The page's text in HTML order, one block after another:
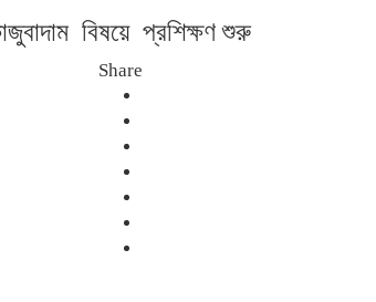
বিষয়ে প্রশিক্ষণ শুরু
Share